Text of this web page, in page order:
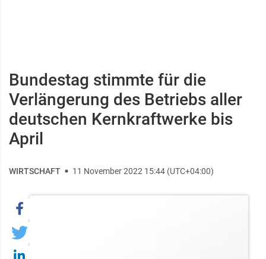
Bundestag stimmte für die
Verlängerung des Betriebs aller
deutschen Kernkraftwerke bis
April
WIRTSCHAFT 11 November 2022 15:44 (UTC+04:00)